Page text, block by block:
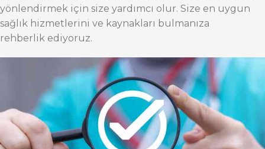
yönlendirmek için size yardımcı olur. Size en uygun
sağlık hizmetlerini ve kaynakları bulmanıza
rehberlik ediyoruz.